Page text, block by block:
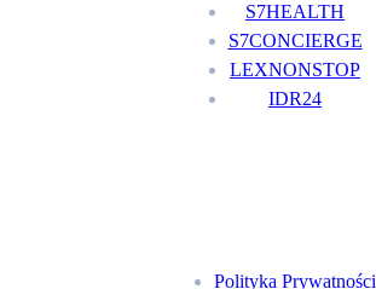
S7HEALTH
S7CONCIERGE
LEXNONSTOP
IDR24
Polityka Prywatności